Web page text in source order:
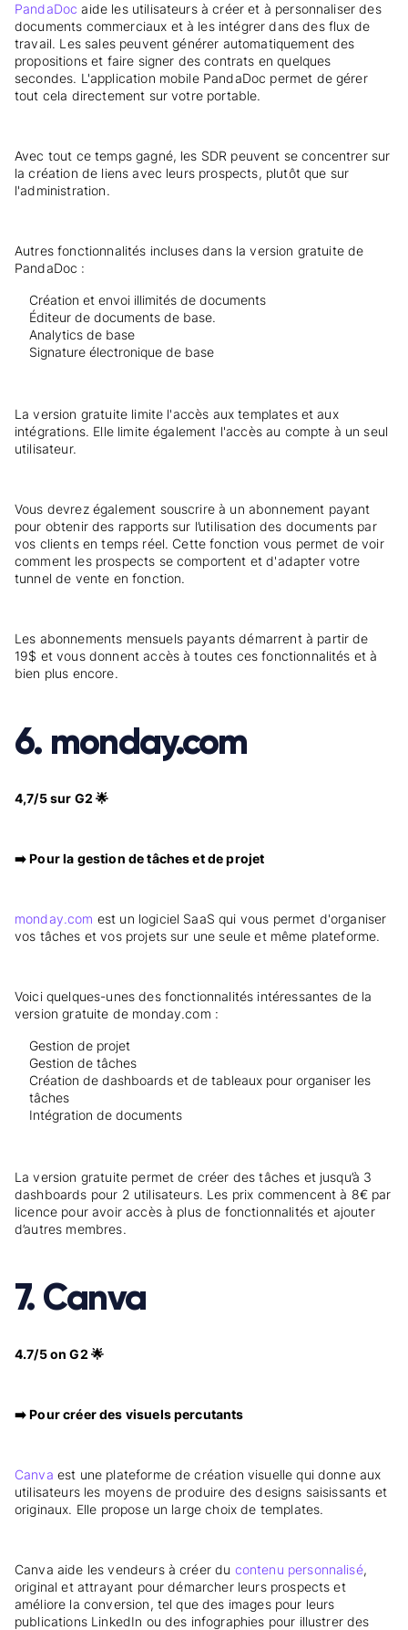
PandaDoc aide les utilisateurs à créer et à personnaliser des
documents commerciaux et à les intégrer dans des flux de
travail. Les sales peuvent générer automatiquement des
propositions et faire signer des contrats en quelques
secondes. L'application mobile PandaDoc permet de gérer
tout cela directement sur votre portable.
Avec tout ce temps gagné, les SDR peuvent se concentrer sur
la création de liens avec leurs prospects, plutôt que sur
l'administration.
Autres fonctionnalités incluses dans la version gratuite de
PandaDoc :
Création et envoi illimités de documents
Éditeur de documents de base.
Analytics de base
Signature électronique de base
La version gratuite limite l'accès aux templates et aux
intégrations. Elle limite également l'accès au compte à un seul
utilisateur.
Vous devrez également souscrire à un abonnement payant
pour obtenir des rapports sur l’utilisation des documents par
vos clients en temps réel. Cette fonction vous permet de voir
comment les prospects se comportent et d'adapter votre
tunnel de vente en fonction.
Les abonnements mensuels payants démarrent à partir de
19$ et vous donnent accès à toutes ces fonctionnalités et à
bien plus encore.
6. monday.com
4,7/5 sur G2 🌟
➡️ Pour la gestion de tâches et de projet
monday.com est un logiciel SaaS qui vous permet d'organiser
vos tâches et vos projets sur une seule et même plateforme.
Voici quelques-unes des fonctionnalités intéressantes de la
version gratuite de monday.com :
Gestion de projet
Gestion de tâches
Création de dashboards et de tableaux pour organiser les
tâches
Intégration de documents
La version gratuite permet de créer des tâches et jusqu’à 3
dashboards pour 2 utilisateurs. Les prix commencent à 8€ par
licence pour avoir accès à plus de fonctionnalités et ajouter
d’autres membres.
7. Canva
4.7/5 on G2 🌟
➡️ Pour créer des visuels percutants
Canva est une plateforme de création visuelle qui donne aux
utilisateurs les moyens de produire des designs saisissants et
originaux. Elle propose un large choix de templates.
Canva aide les vendeurs à créer du contenu personnalisé,
original et attrayant pour démarcher leurs prospects et
améliore la conversion, tel que des images pour leurs
publications LinkedIn ou des infographies pour illustrer des